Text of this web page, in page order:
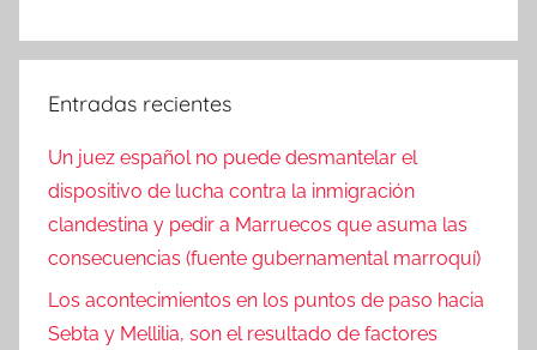
Entradas recientes
Un juez español no puede desmantelar el
dispositivo de lucha contra la inmigración
clandestina y pedir a Marruecos que asuma las
consecuencias (fuente gubernamental marroquí)
Los acontecimientos en los puntos de paso hacia
Sebta y Mellilia, son el resultado de factores